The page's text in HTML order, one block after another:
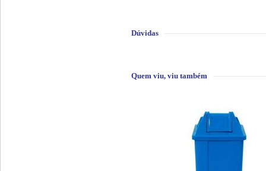
Dúvidas
Quem viu, viu também